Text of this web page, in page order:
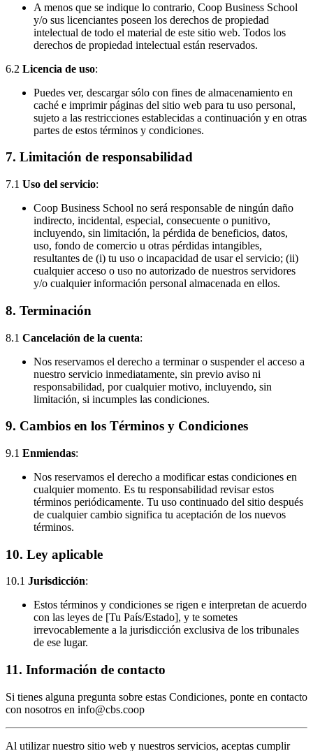
A menos que se indique lo contrario, Coop Business School
y/o sus licenciantes poseen los derechos de propiedad
intelectual de todo el material de este sitio web. Todos los
derechos de propiedad intelectual están reservados.
6.2 Licencia de uso:
Puedes ver, descargar sólo con fines de almacenamiento en
caché e imprimir páginas del sitio web para tu uso personal,
sujeto a las restricciones establecidas a continuación y en otras
partes de estos términos y condiciones.
7. Limitación de responsabilidad
7.1 Uso del servicio:
Coop Business School no será responsable de ningún daño
indirecto, incidental, especial, consecuente o punitivo,
incluyendo, sin limitación, la pérdida de beneficios, datos,
uso, fondo de comercio u otras pérdidas intangibles,
resultantes de (i) tu uso o incapacidad de usar el servicio; (ii)
cualquier acceso o uso no autorizado de nuestros servidores
y/o cualquier información personal almacenada en ellos.
8. Terminación
8.1 Cancelación de la cuenta:
Nos reservamos el derecho a terminar o suspender el acceso a
nuestro servicio inmediatamente, sin previo aviso ni
responsabilidad, por cualquier motivo, incluyendo, sin
limitación, si incumples las condiciones.
9. Cambios en los Términos y Condiciones
9.1 Enmiendas:
Nos reservamos el derecho a modificar estas condiciones en
cualquier momento. Es tu responsabilidad revisar estos
términos periódicamente. Tu uso continuado del sitio después
de cualquier cambio significa tu aceptación de los nuevos
términos.
10. Ley aplicable
10.1 Jurisdicción:
Estos términos y condiciones se rigen e interpretan de acuerdo
con las leyes de [Tu País/Estado], y te sometes
irrevocablemente a la jurisdicción exclusiva de los tribunales
de ese lugar.
11. Información de contacto
Si tienes alguna pregunta sobre estas Condiciones, ponte en contacto
con nosotros en info@cbs.coop
Al utilizar nuestro sitio web y nuestros servicios, aceptas cumplir